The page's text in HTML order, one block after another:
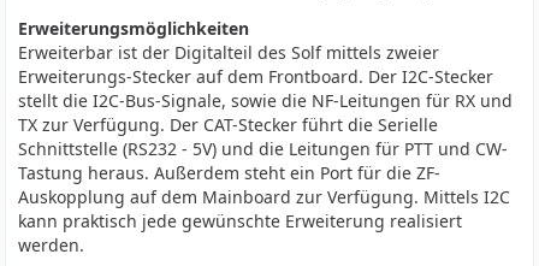
Erweiterungsmöglichkeiten
Erweiterbar ist der Digitalteil des Solf mittels zweier
Erweiterungs-Stecker auf dem Frontboard. Der I2C-Stecker
stellt die I2C-Bus-Signale, sowie die NF-Leitungen für RX und
TX zur Verfügung. Der CAT-Stecker führt die Serielle
Schnittstelle (RS232 - 5V) und die Leitungen für PTT und CW-
Tastung heraus. Außerdem steht ein Port für die ZF-
Auskopplung auf dem Mainboard zur Verfügung. Mittels I2C
kann praktisch jede gewünschte Erweiterung realisiert
werden.